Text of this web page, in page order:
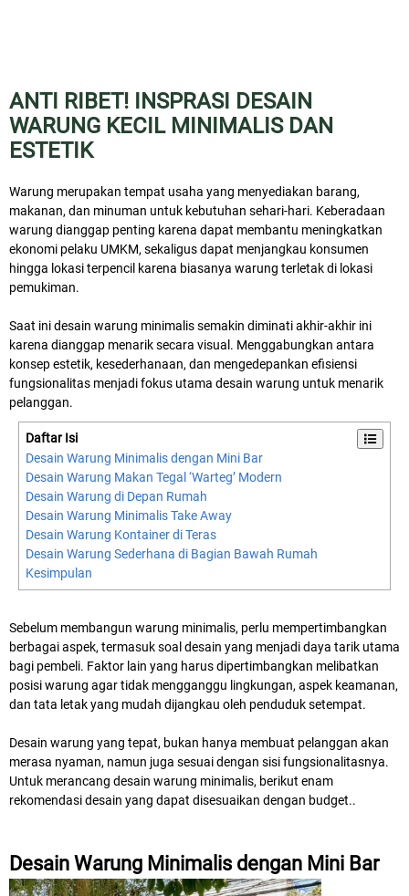
ANTI RIBET! INSPRASI DESAIN
WARUNG KECIL MINIMALIS DAN
ESTETIK
Warung merupakan tempat usaha yang menyediakan barang,
makanan, dan minuman untuk kebutuhan sehari-hari. Keberadaan
warung dianggap penting karena dapat membantu meningkatkan
ekonomi pelaku UMKM, sekaligus dapat menjangkau konsumen
hingga lokasi terpencil karena biasanya warung terletak di lokasi
pemukiman.
Saat ini desain warung minimalis semakin diminati akhir-akhir ini
karena dianggap menarik secara visual. Menggabungkan antara
konsep estetik, kesederhanaan, dan mengedepankan efisiensi
fungsionalitas menjadi fokus utama desain warung untuk menarik
pelanggan.
Daftar Isi
Desain Warung Minimalis dengan Mini Bar
Desain Warung Makan Tegal ‘Warteg’ Modern
Desain Warung di Depan Rumah
Desain Warung Minimalis Take Away
Desain Warung Kontainer di Teras
Desain Warung Sederhana di Bagian Bawah Rumah
Kesimpulan
Sebelum membangun warung minimalis, perlu mempertimbangkan
berbagai aspek, termasuk soal desain yang menjadi daya tarik utama
bagi pembeli. Faktor lain yang harus dipertimbangkan melibatkan
posisi warung agar tidak mengganggu lingkungan, aspek keamanan,
dan tata letak yang mudah dijangkau oleh penduduk setempat.
Desain warung yang tepat, bukan hanya membuat pelanggan akan
merasa nyaman, namun juga sesuai dengan sisi fungsionalitasnya.
Untuk merancang desain warung minimalis, berikut enam
rekomendasi desain yang dapat disesuaikan dengan budget..
Desain Warung Minimalis dengan Mini Bar